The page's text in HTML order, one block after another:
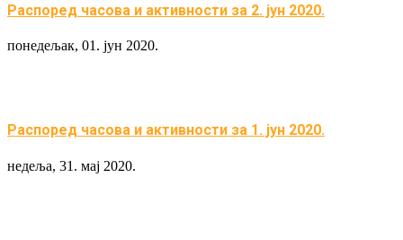
Распоред часова и активности за 2. јун 2020.
понедељак, 01. јун 2020.
Распоред часова и активности за 1. јун 2020.
недеља, 31. мај 2020.